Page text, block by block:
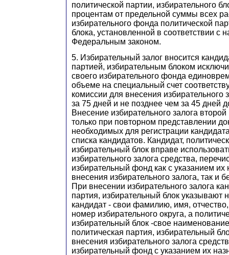
политической партии, избирательного
процентам от предельной суммы всех
избирательного фонда политической
блока, установленной в соответствии с
Федеральным законом.
5. Избирательный залог вносится
партией, избирательным блоком
своего избирательного фонда
объеме на специальный счет
комиссии для внесения избирательного
за 75 дней и не позднее чем за 45 дней
Внесение избирательного залога второй
только при повторном представлении
необходимых для регистрации
списка кандидатов. Кандидат,
избирательный блок вправе
избирательного залога средства,
избирательный фонд как с указанием их
внесения избирательного залога, так и
При внесении избирательного залога
партия, избирательный блок указывают
кандидат - свои фамилию, имя,
номер избирательного округа, а
избирательный блок -свое
политическая партия, избирательный
внесения избирательного залога
избирательный фонд с указанием их